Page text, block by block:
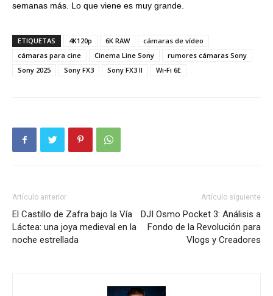
semanas más. Lo que viene es muy grande.
ETIQUETAS 4K120p 6K RAW
cámaras de vídeo
cámaras para cine
Cinema Line Sony
rumores cámaras Sony
Sony 2025
Sony FX3 Sony FX3 II Wi-Fi 6E
Artículo anterior
El Castillo de Zafra bajo la Vía
Láctea: una joya medieval en la
noche estrellada
Artículo siguiente
DJI Osmo Pocket 3: Análisis a
Fondo de la Revolución para
Vlogs y Creadores